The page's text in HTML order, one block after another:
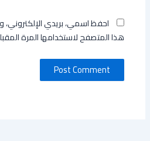
احفظ اسمي، بريدي الإلكتروني،
هذا المتصفح لاستخدامها المرة